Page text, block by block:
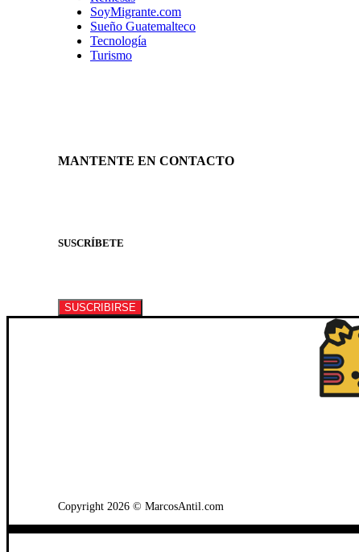
SoyMigrante.com
Sueño Guatemalteco
Tecnología
Turismo
MANTENTE EN CONTACTO
SUSCRÍBETE
SUSCRIBIRSE
Copyright 2026 © MarcosAntil.com